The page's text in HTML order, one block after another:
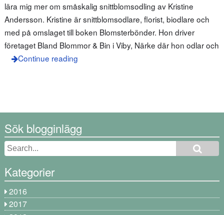
lära mig mer om småskalig snittblomsodling av Kristine
Andersson. Kristine är snittblomsodlare, florist, biodlare och
med på omslaget till boken Blomsterbönder. Hon driver
företaget Bland Blommor & Bin i Viby, Närke där hon odlar och
Continue reading
Sök blogginlägg
Kategorier
2016
2017